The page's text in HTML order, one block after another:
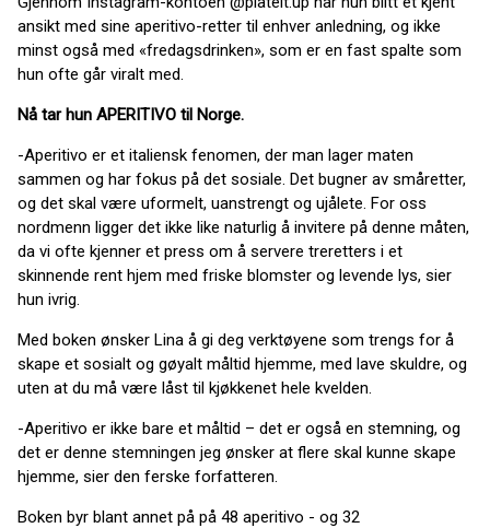
ansikt med sine aperitivo-retter til enhver anledning, og ikke
minst også med «fredagsdrinken», som er en fast spalte som
hun ofte går viralt med.
Nå tar hun APERITIVO til Norge.
-Aperitivo er et italiensk fenomen, der man lager maten
sammen og har fokus på det sosiale. Det bugner av småretter,
og det skal være uformelt, uanstrengt og ujålete. For oss
nordmenn ligger det ikke like naturlig å invitere på denne måten,
da vi ofte kjenner et press om å servere treretters i et
skinnende rent hjem med friske blomster og levende lys, sier
hun ivrig.
Med boken ønsker Lina å gi deg verktøyene som trengs for å
skape et sosialt og gøyalt måltid hjemme, med lave skuldre, og
uten at du må være låst til kjøkkenet hele kvelden.
-Aperitivo er ikke bare et måltid – det er også en stemning, og
det er denne stemningen jeg ønsker at flere skal kunne skape
hjemme, sier den ferske forfatteren.
Boken byr blant annet på på 48 aperitivo - og 32